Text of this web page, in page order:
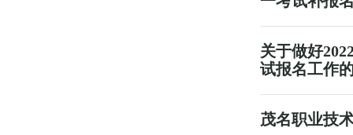
关于做好
试报名工作
茂名职业技